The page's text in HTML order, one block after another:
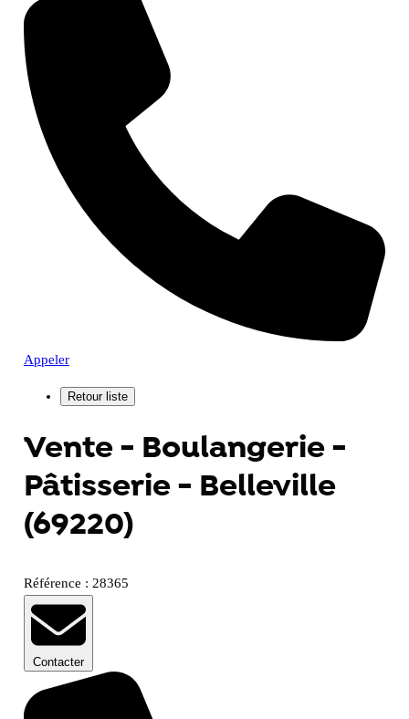
Appeler
Vente - Boulangerie -
Pâtisserie - Belleville
(69220)
Référence : 28365
Contacter